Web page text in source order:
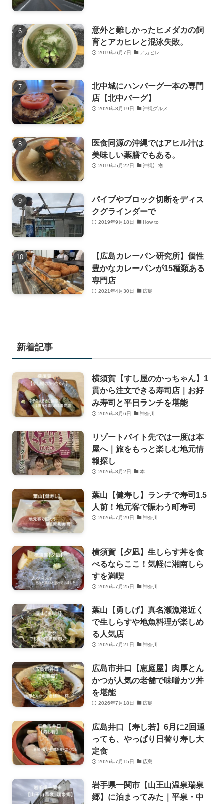
意外と難しかったヒメダカの飼
育とアカヒレと混泳失敗。
2019年6月7日 アカヒレ
北中城にハンバーグ一本の専門
店【北中バーグ】
2020年8月19日 沖縄グルメ
医食同源の沖縄ではアヒル汁は
美味しい薬膳でもある。
2019年5月22日 沖縄汁物
パイプやブロック切断をディス
クグラインダーで
2019年9月18日 How to
【広島カレーパン研究所】個性
豊かなカレーパンが15種類ある
専門店
2021年4月30日 広島
新着記事
横須賀【すし屋のかっちゃん】1
貫から注文できる寿司店｜お好
み寿司と平日ランチを堪能
2026年8月6日 神奈川
リゾートバイト先では一度は本
屋へ｜旅をもっと楽しむ地元情
報探し
2026年8月2日 本
葉山【健寿し】ランチで寿司1.5
人前！地元客で賑わう町寿司
2026年7月29日 神奈川
横須賀【夕凪】生しらす丼を食
べるならここ！気軽に湘南しら
すを満喫
2026年7月25日 神奈川
葉山【勇しげ】真名瀬漁港近く
で生しらすや地魚料理が楽しめ
る人気店
2026年7月21日 神奈川
広島市井口【恵庭屋】肉厚とん
かつが人気の老舗で味噌カツ丼
を堪能
2026年7月18日 広島
広島井口【寿し若】6月に2回通
っても、やっぱり日替り寿し大
定食
2026年7月15日 広島
岩手県一関市【山王山温泉瑞泉
郷】に泊まってみた｜平泉・中